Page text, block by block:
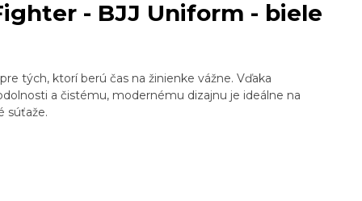
- BJJ Uniform - biele
tých, ktorí berú čas na žinienke vážne. Vďaka
a čistému, modernému dizajnu je ideálne na
súťaže.